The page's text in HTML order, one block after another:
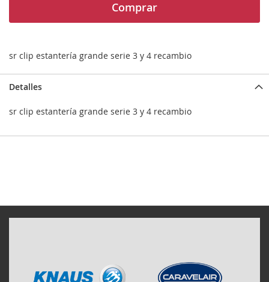
Comprar
sr clip estantería grande serie 3 y 4 recambio
Detalles
sr clip estantería grande serie 3 y 4 recambio